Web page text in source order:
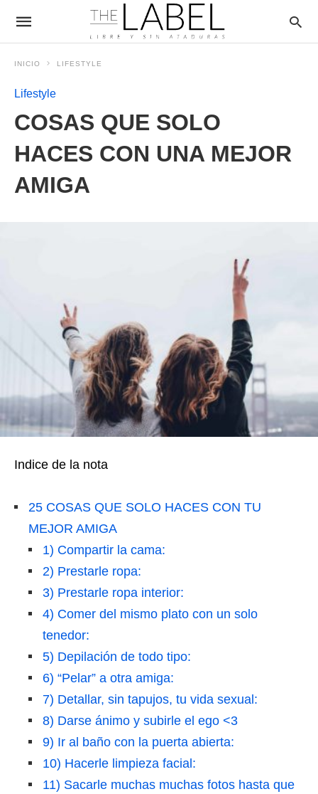
INICIO LIFESTYLE
Lifestyle
COSAS QUE SOLO
HACES CON UNA MEJOR
AMIGA
Indice de la nota
25 COSAS QUE SOLO HACES CON TU
MEJOR AMIGA
1) Compartir la cama:
2) Prestarle ropa:
3) Prestarle ropa interior:
4) Comer del mismo plato con un solo
tenedor:
5) Depilación de todo tipo:
6) “Pelar” a otra amiga:
7) Detallar, sin tapujos, tu vida sexual:
8) Darse ánimo y subirle el ego <3
9) Ir al baño con la puerta abierta:
10) Hacerle limpieza facial:
11) Sacarle muchas muchas fotos hasta que